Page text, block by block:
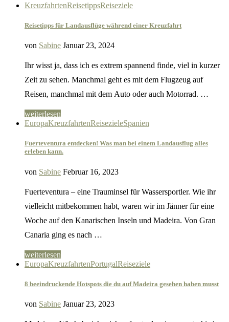
KreuzfahrtenReisetippsReiseziele
Reisetipps für Landausflüge während einer Kreuzfahrt
von Sabine Januar 23, 2024
Ihr wisst ja, dass ich es extrem spannend finde, viel in kurzer
Zeit zu sehen. Manchmal geht es mit dem Flugzeug auf
Reisen, manchmal mit dem Auto oder auch Motorrad. …
weiterlesen
EuropaKreuzfahrtenReisezieleSpanien
Fuerteventura entdecken! Was man bei einem Landausflug alles
erleben kann.
von Sabine Februar 16, 2023
Fuerteventura – eine Trauminsel für Wassersportler. Wie ihr
vielleicht mitbekommen habt, waren wir im Jänner für eine
Woche auf den Kanarischen Inseln und Madeira. Von Gran
Canaria ging es nach …
weiterlesen
EuropaKreuzfahrtenPortugalReiseziele
8 beeindruckende Hotspots die du auf Madeira gesehen haben musst
von Sabine Januar 23, 2023